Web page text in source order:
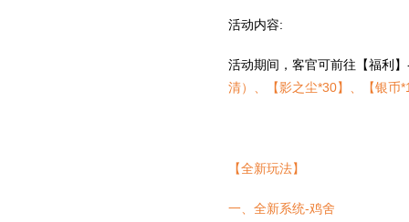
活动内容:
活动期间，客官可前往【福利
清）、【影之尘*30】、【银币
【全新玩法】
一、全新系统-鸡舍